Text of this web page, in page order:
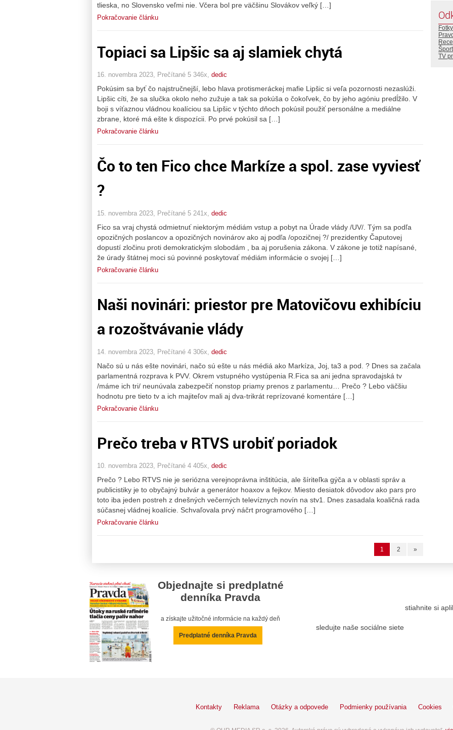
tlieska, no Slovensko veľmi nie. Včera bol pre väčšinu Slovákov veľký […]
Pokračovanie článku
Topiaci sa Lipšic sa aj slamiek chytá
16. novembra 2023, Prečítané 5 346x, dedic
Pokúsim sa byť čo najstručnejší, lebo hlava protismeráckej mafie Lipšic si veľa pozornosti nezaslúži.
Lipšic cíti, že sa slučka okolo neho zužuje a tak sa pokúša o čokoľvek, čo by jeho agóniu predĺžilo. V
boji s víťaznou vládnou koalíciou sa Lipšic v týchto dňoch pokúsil použiť personálne a mediálne
zbrane, ktoré má ešte k dispozícii. Po prvé pokúsil sa […]
Pokračovanie článku
Čo to ten Fico chce Markíze a spol. zase vyviesť
?
15. novembra 2023, Prečítané 5 241x, dedic
Fico sa vraj chystá odmietnuť niektorým médiám vstup a pobyt na Úrade vlády /UV/. Tým sa podľa
opozičných poslancov a opozičných novinárov ako aj podľa /opozičnej ?/ prezidentky Čaputovej
dopustí zločinu proti demokratickým slobodám , ba aj porušenia zákona. V zákone je totiž napísané,
že úrady štátnej moci sú povinné poskytovať médiám informácie o svojej […]
Pokračovanie článku
Naši novinári: priestor pre Matovičovu exhibíciu
a rozoštvávanie vlády
14. novembra 2023, Prečítané 4 306x, dedic
Načo sú u nás ešte novinári, načo sú ešte u nás médiá ako Markíza, Joj, ta3 a pod. ? Dnes sa začala
parlamentná rozprava k PVV. Okrem vstupného vystúpenia R.Fica sa ani jedna spravodajská tv
/máme ich tri/ neunúvala zabezpečiť nonstop priamy prenos z parlamentu… Prečo ? Lebo väčšiu
hodnotu pre tieto tv a ich majiteľov mali aj dva-trikrát reprízované komentáre […]
Pokračovanie článku
Prečo treba v RTVS urobiť poriadok
10. novembra 2023, Prečítané 4 405x, dedic
Prečo ? Lebo RTVS nie je seriózna verejnoprávna inštitúcia, ale šíriteľka gýča a v oblasti správ a
publicistiky je to obyčajný bulvár a generátor hoaxov a fejkov. Miesto desiatok dôvodov ako pars pro
toto iba jeden postreh z dnešných večerných televíznych novín na stv1. Dnes zasadala koaličná rada
súčasnej vládnej koalície. Schvaľovala prvý náčrt programového […]
Pokračovanie článku
1 2 »
Fotky
Šport
TV
Objednajte si predplatné
denníka Pravda
a získajte užitočné informácie na každý deň
Predplatné denníka Pravda
sledujte naše sociálne siete
stiahnite si
Kontakty Reklama Otázky a odpovede Podmienky používania Cookies